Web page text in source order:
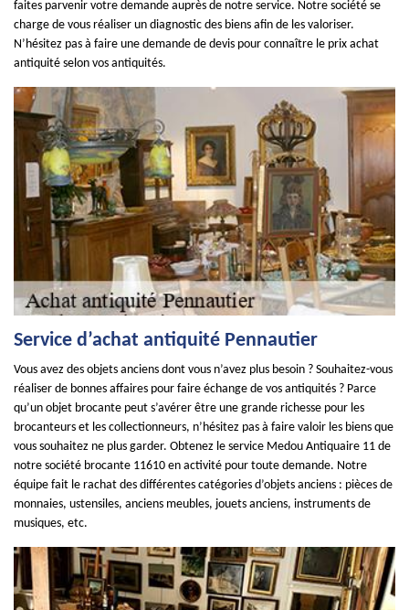
faites parvenir votre demande auprès de notre service. Notre société se
charge de vous réaliser un diagnostic des biens afin de les valoriser.
N’hésitez pas à faire une demande de devis pour connaître le prix achat
antiquité selon vos antiquités.
Service d’achat antiquité Pennautier
Vous avez des objets anciens dont vous n’avez plus besoin ? Souhaitez-vous
réaliser de bonnes affaires pour faire échange de vos antiquités ? Parce
qu’un objet brocante peut s’avérer être une grande richesse pour les
brocanteurs et les collectionneurs, n’hésitez pas à faire valoir les biens que
vous souhaitez ne plus garder. Obtenez le service Medou Antiquaire 11 de
notre société brocante 11610 en activité pour toute demande. Notre
équipe fait le rachat des différentes catégories d’objets anciens : pièces de
monnaies, ustensiles, anciens meubles, jouets anciens, instruments de
musiques, etc.